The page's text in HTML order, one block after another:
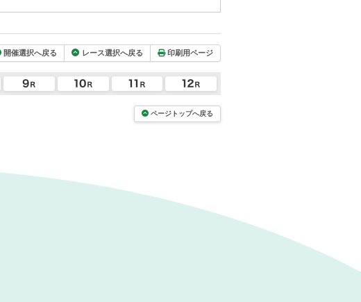
開催選択へ戻る レース選択へ戻る 印刷用ページ
ページトップへ戻る